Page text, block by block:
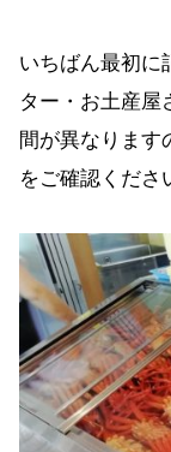
いちばん最初に
ター・お土産屋
間が異なります
をご確認くださ